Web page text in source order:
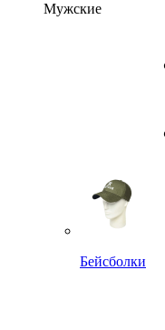
Мужские
Бейсболки